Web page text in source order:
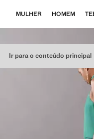
Ir para o conteúdo principal
MULHER HOMEM